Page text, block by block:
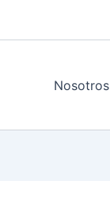
Nosotros